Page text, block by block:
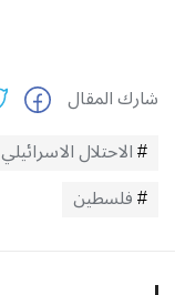
شارك المقال
الاحتلال الاسرائيلي
فلسطين